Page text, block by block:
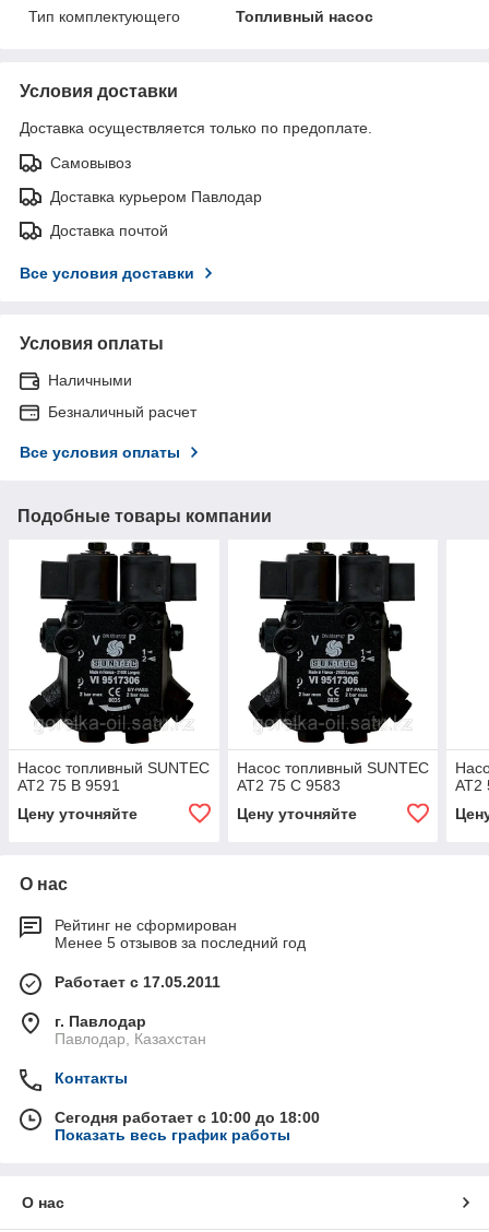
Тип комплектующего
Топливный насос
Условия доставки
Доставка осуществляется только по предоплате.
Самовывоз
Доставка курьером Павлодар
Доставка почтой
Все условия доставки
Условия оплаты
Наличными
Безналичный расчет
Все условия оплаты
Подобные товары компании
Насос топливный SUNTEC
AT2 75 B 9591
Цену уточняйте
Насос топливный SUNTEC
AT2 75 C 9583
Цену уточняйте
AT2
О нас
Рейтинг не сформирован
Менее 5 отзывов за последний год
Работает с 17.05.2011
г. Павлодар
Павлодар, Казахстан
Контакты
Сегодня работает с 10:00 до 18:00
Показать весь график работы
О нас